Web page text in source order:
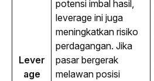
Lever
age
leverage ini juga
meningkatkan risiko
perdagangan. Jika
pasar bergerak
melawan posisi